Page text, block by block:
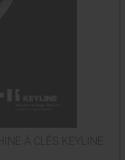
À CLÉS KEYLINE